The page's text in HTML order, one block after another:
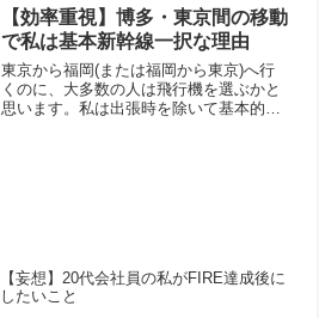
と思います(大前提)。ですが、夢見るこ
とは自由です。...
【効率重視】博多・東京間の移動
で私は基本新幹線一択な理由
東京から福岡(または福岡から東京)へ行
くのに、大多数の人は飛行機を選ぶかと
思います。私は出張時を除いて基本的に
【妄想】20代会社員の私がFIRE達成後に
したいこと